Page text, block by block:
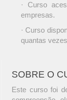
· Curso
empresas.
· Curso
quantas
SOBRE O
Este curso foi